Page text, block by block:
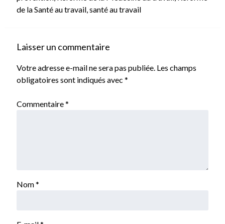
de la Santé au travail, santé au travail
Laisser un commentaire
Votre adresse e-mail ne sera pas publiée. Les champs
obligatoires sont indiqués avec *
Commentaire*
Nom*